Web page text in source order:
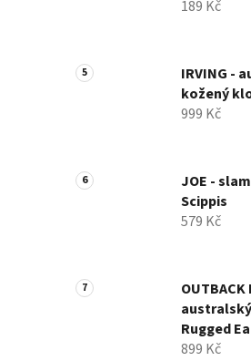
189 Kč
IRVING -
kožený
999 Kč
JOE -
Scippis
579 Kč
OUTBACK
Rugged
899 Kč